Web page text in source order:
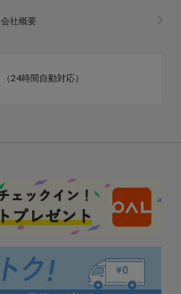
会社概要
（24時間自動対応）